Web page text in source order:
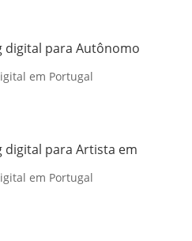
digital para Autônomo
em Portugal
digital para Artista em
em Portugal